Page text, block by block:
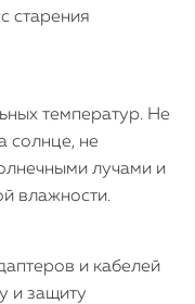
старения
температур. Не
солнце, не
лучами и
влажности.
и кабелей
и защиту